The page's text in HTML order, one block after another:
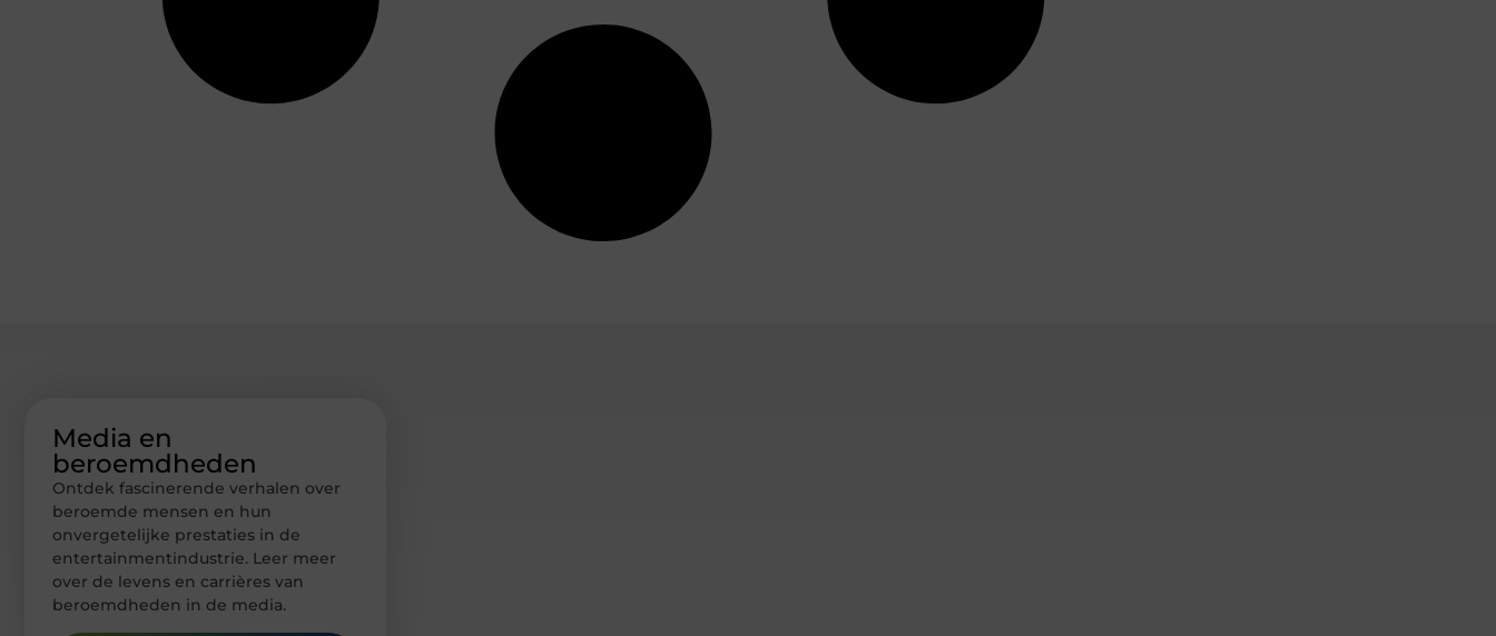
Media en
beroemdheden
Ontdek fascinerende verhalen over
beroemde mensen en hun
onvergetelijke prestaties in de
entertainmentindustrie. Leer meer
over de levens en carrières van
beroemdheden in de media.